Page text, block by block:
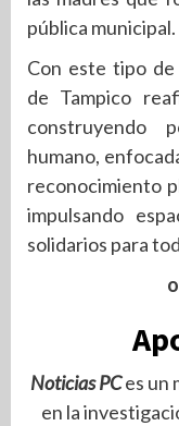
pública municipal.
Con este tipo
de Tampico
construyendo
humano,
reconocimiento
impulsando
solidarios para
Noticias PCes un
en la